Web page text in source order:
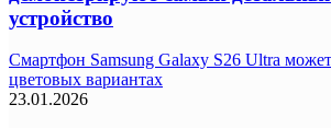
устройство
Смартфон Samsung Galaxy S26 Ultra
цветовых вариантах
23.01.2026